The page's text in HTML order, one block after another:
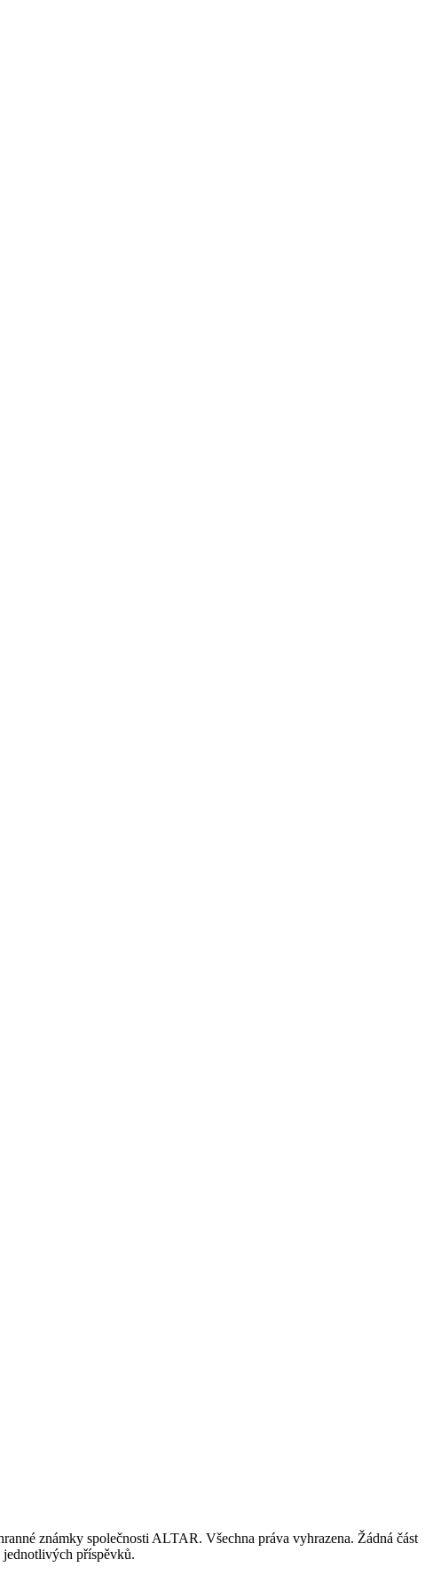
známky společnosti ALTAR. Všechna práva vyhrazena. Žádná část
jednotlivých příspěvků.